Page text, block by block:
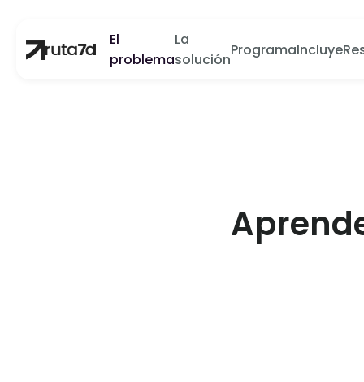
El
problema
La
solución
ProgramaIncluye